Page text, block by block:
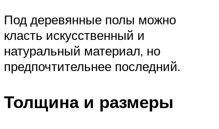
Под деревянные полы можно
класть искусственный и
натуральный материал, но
предпочтительнее последний.
Толщина и размеры